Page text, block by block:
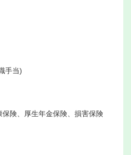
手当)
険、厚生年金保険、損害保険